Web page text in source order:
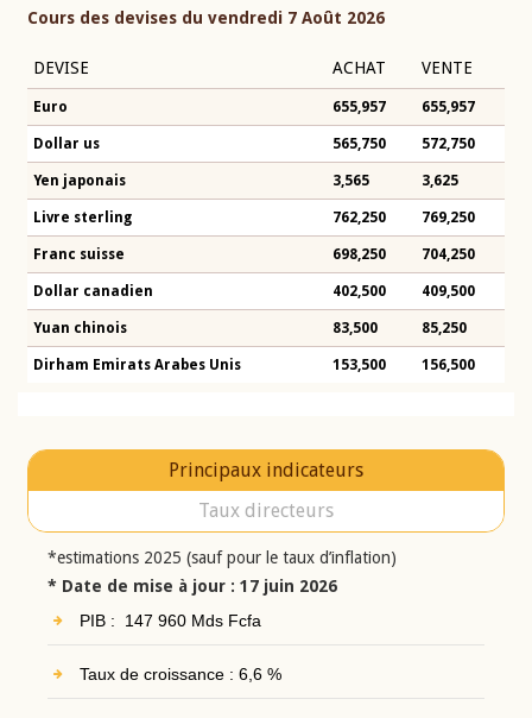
Cours des devises du vendredi 7 Août 2026
DEVISE ACHAT VENTE
Euro 655,957 655,957
Dollar us 565,750 572,750
Yen japonais 3,565 3,625
Livre sterling 762,250 769,250
Franc suisse 698,250 704,250
Dollar canadien 402,500 409,500
Yuan chinois 83,500 85,250
Dirham Emirats Arabes Unis 153,500 156,500
Principaux indicateurs
Taux directeurs
*estimations 2025 (sauf pour le taux d’inflation)
* Date de mise à jour : 17 juin 2026
PIB : 147 960 Mds Fcfa
Taux de croissance : 6,6 %